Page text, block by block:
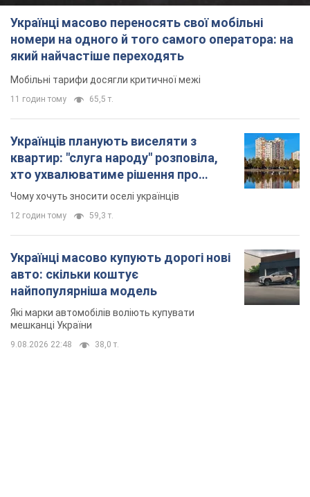
Українці масово переносять свої мобільні
номери на одного й того самого оператора: на
який найчастіше переходять
Мобільні тарифи досягли критичної межі
11 годин тому 65,5 т.
Українців планують виселяти з
квартир: "слуга народу" розповіла,
хто ухвалюватиме рішення про
знесення будинків
Чому хочуть зносити оселі українців
12 годин тому 59,3 т.
Українці масово купують дорогі нові
авто: скільки коштує
найпопулярніша модель
Які марки автомобілів воліють купувати
мешканці України
9.08.2026 22:48 38,0 т.